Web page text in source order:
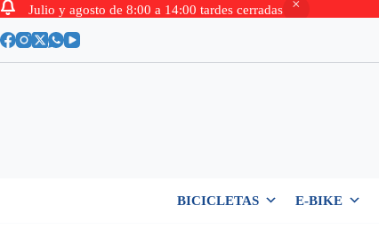
Julio y agosto de 8:00 a 14:00 tardes cerradas
al
BICICLETAS E-BIKE